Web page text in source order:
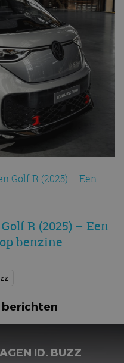
Golf R (2025) – Een
R (2025) – Een
benzine
berichten
ID. BUZZ